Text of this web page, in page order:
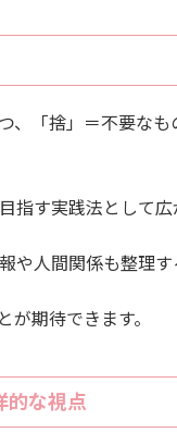
、「捨」＝不要な
指す実践法として広
人間関係も整理す
期待できます。
的な視点